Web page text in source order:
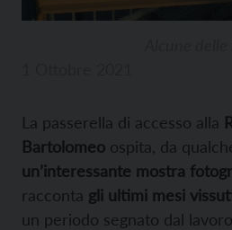
La passerella di accesso alla
Bartolomeo ospita, da
un’interessante mostra
racconta gli ultimi mesi
un periodo segnato dal